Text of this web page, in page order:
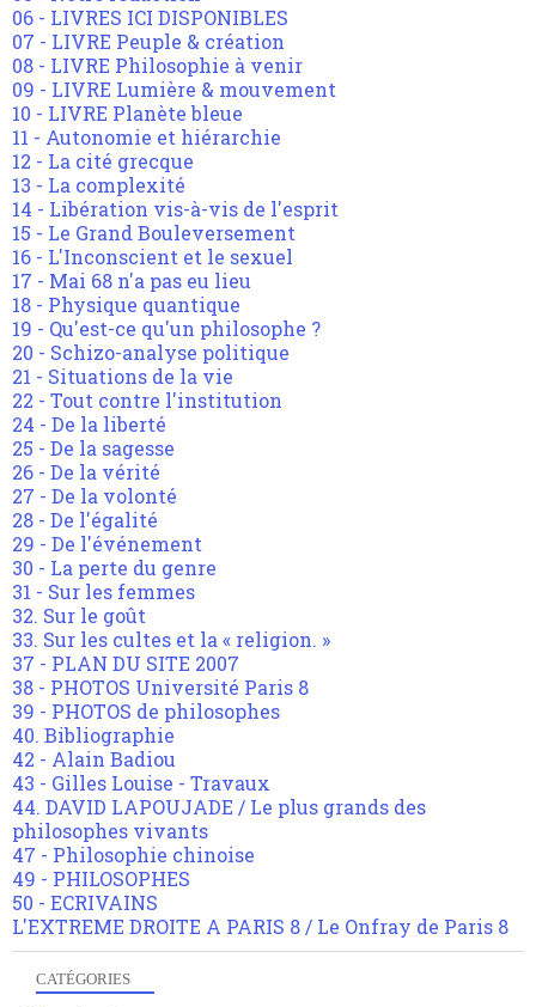
06 - LIVRES ICI DISPONIBLES
07 - LIVRE Peuple & création
08 - LIVRE Philosophie à venir
09 - LIVRE Lumière & mouvement
10 - LIVRE Planète bleue
11 - Autonomie et hiérarchie
12 - La cité grecque
13 - La complexité
14 - Libération vis-à-vis de l'esprit
15 - Le Grand Bouleversement
16 - L'Inconscient et le sexuel
17 - Mai 68 n'a pas eu lieu
18 - Physique quantique
19 - Qu'est-ce qu'un philosophe ?
20 - Schizo-analyse politique
21 - Situations de la vie
22 - Tout contre l'institution
24 - De la liberté
25 - De la sagesse
26 - De la vérité
27 - De la volonté
28 - De l'égalité
29 - De l'événement
30 - La perte du genre
31 - Sur les femmes
32. Sur le goût
33. Sur les cultes et la « religion. »
37 - PLAN DU SITE 2007
38 - PHOTOS Université Paris 8
39 - PHOTOS de philosophes
40. Bibliographie
42 - Alain Badiou
43 - Gilles Louise - Travaux
44. DAVID LAPOUJADE / Le plus grands des
philosophes vivants
47 - Philosophie chinoise
49 - PHILOSOPHES
50 - ECRIVAINS
L'EXTREME DROITE A PARIS 8 / Le Onfray de Paris 8
CATÉGORIES